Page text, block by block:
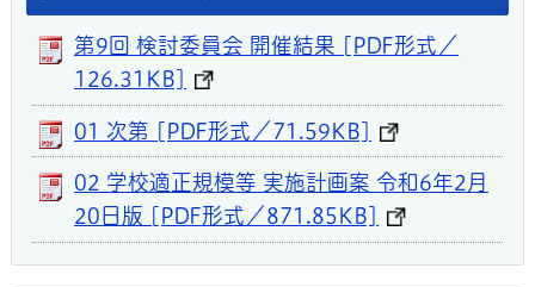
第9回 検討委員会 開催結果 [PDF形式／
126.31KB]
01 次第 [PDF形式／71.59KB]
02 学校適正規模等 実施計画案 令和6年2月
20日版 [PDF形式／871.85KB]